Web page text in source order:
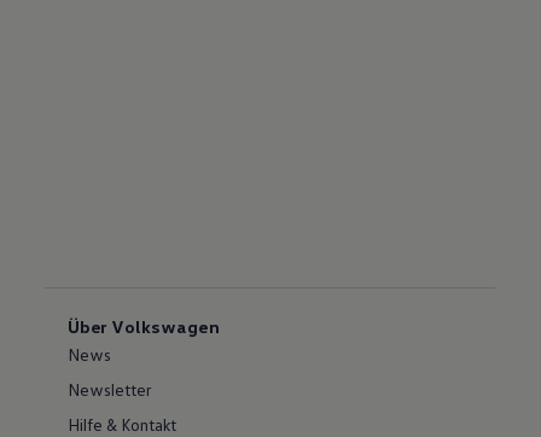
Über Volkswagen
News
Newsletter
Hilfe & Kontakt